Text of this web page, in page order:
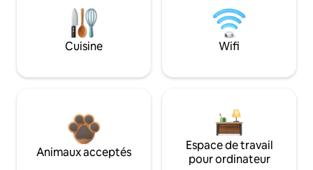
Cuisine Wifi
Animaux acceptés
Espace de travail
pour ordinateur